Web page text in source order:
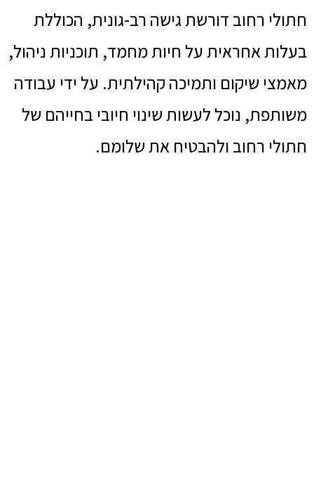
חתולי רחוב דורשת גישה רב-גונית, הכוללת
בעלות אחראית על חיות מחמד, תוכניות ניהול,
מאמצי שיקום ותמיכה קהילתית. על ידי עבודה
משותפת, נוכל לעשות שינוי חיובי בחייהם של
חתולי רחוב ולהבטיח את שלומם.